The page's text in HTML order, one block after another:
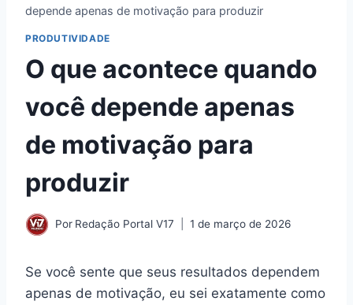
depende apenas de motivação para produzir
PRODUTIVIDADE
O que acontece quando
você depende apenas
de motivação para
produzir
Por Redação Portal V17 1 de março de 2026
Se você sente que seus resultados dependem
apenas de motivação, eu sei exatamente como